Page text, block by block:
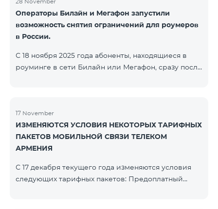
Операторы Билайн и Мегафон запустили
возможность снятия ограничений для роумеров
в России.
С 18 ноября 2025 года абоненты, находящиеся в
роуминге в сети Билайн или Мегафон, сразу после
успешного завершения доступ к интернету и SMS
восстанавливается автоматически. Обращаем
внимание, что ссылка Captcha работает только при
подключении к мобильной сети данных
Fi и VPN должны быть отключен
17 November
ИЗМЕНЯЮТСЯ УСЛОВИЯ НЕКОТОРЫХ ТАРИФНЫХ
ПАКЕТОВ МОБИЛЬНОЙ СВЯЗИ ТЕЛЕКОМ
АРМЕНИЯ
С 17 декабря текущего года изменяются условия
следующих тарифных пакетов: Предоплатный